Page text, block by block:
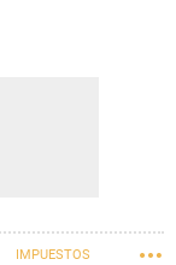
IMPUESTOS